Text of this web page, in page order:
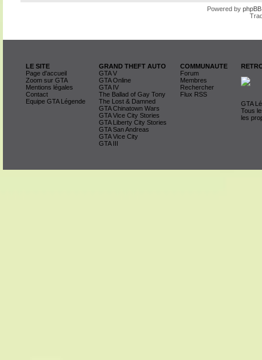
Powered by phpBB
LE SITE
Page d'accueil
Zoom sur GTA
Mentions légales
Contact
Equipe GTA Légende
GRAND THEFT AUTO
GTA V
GTA Online
GTA IV
The Ballad of Gay Tony
The Lost & Damned
GTA Chinatown Wars
GTA Vice City Stories
GTA Liberty City Stories
GTA San Andreas
GTA Vice City
GTA III
COMMUNAUTE
Forum
Membres
Rechercher
Flux RSS
GTA
Tous
les